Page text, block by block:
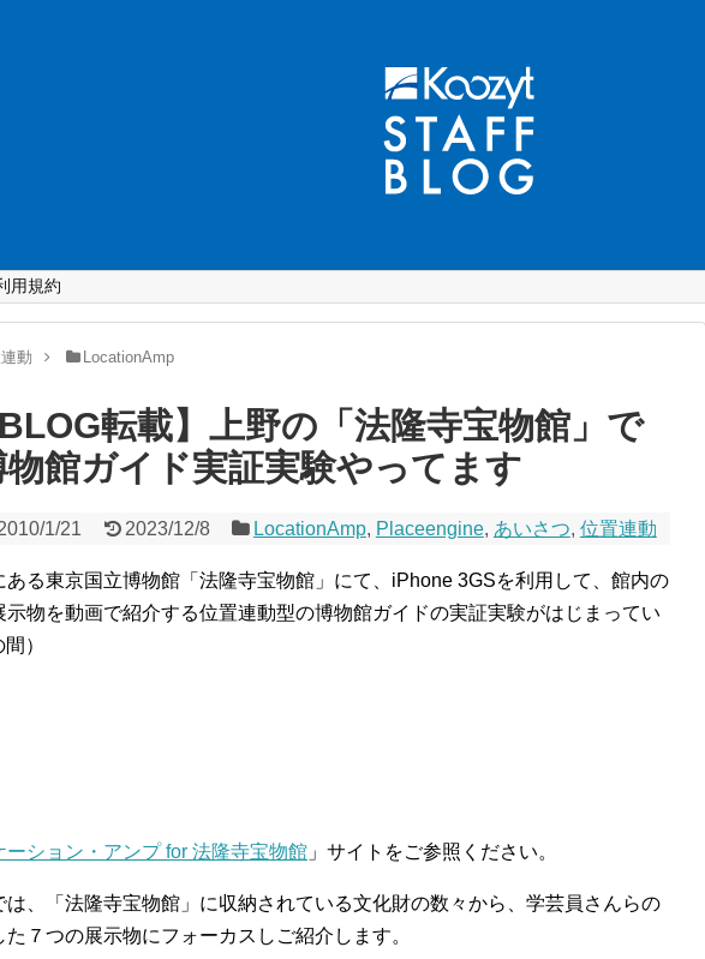
用規約
動 LocationAmp
BLOG転載】上野の「法隆寺宝物館」で
館ガイド実証実験やってます
1/21 2023/12/8 LocationAmp, Placeengine, あいさつ, 位置連動
ある東京国立博物館「法隆寺宝物館」にて、iPhone 3GSを利用して、館内の
示物を動画で紹介する位置連動型の博物館ガイドの実証実験がはじまってい
）
ーション・アンプ for 法隆寺宝物館 」サイトをご参照ください。
は、「法隆寺宝物館」に収納されている文化財の数々から、学芸員さんらの
７つの展示物にフォーカスしご紹介します。